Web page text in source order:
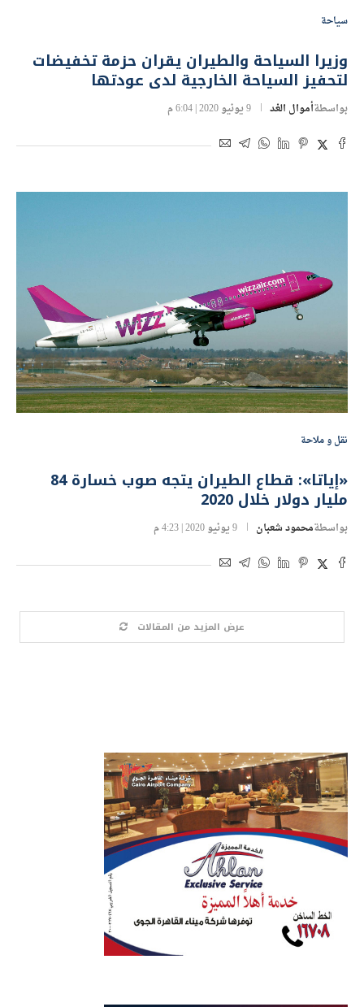
سياحة
وزيرا السياحة والطيران يقران حزمة تخفيضات
لتحفيز السياحة الخارجية لدى عودتها
بواسطةأموال الغد 9 يونيو 2020 | 6:04 م
نقل و ملاحة
«إياتا»: قطاع الطيران يتجه صوب خسارة 84
مليار دولار خلال 2020
بواسطةمحمود شعبان 9 يونيو 2020 | 4:23 م
عرض المزيد من المقالات